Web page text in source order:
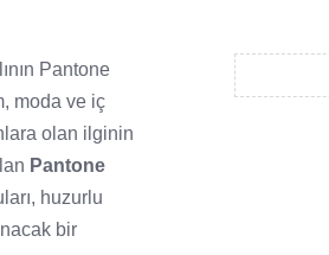
Pantone
moda ve iç
olan ilginin
Pantone
huzurlu
bir